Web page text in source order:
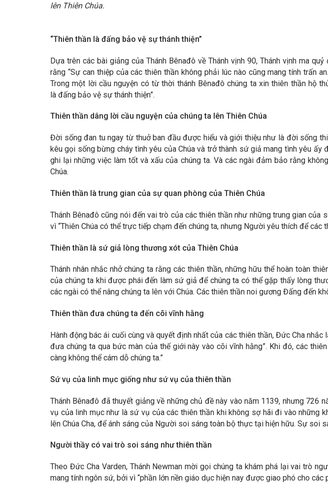
lên Thiên Chúa.
“Thiên thần là đấng bảo vệ sự thánh thiện”
Dựa trên các bài giảng của Thánh Bênađô về Thánh vịnh 90, Thánh vịnh ma
rằng “Sự can thiệp của các thiên thần không phải lúc nào cũng mang tính trấn
Trong một lời cầu nguyện có từ thời thánh Bênađô chúng ta xin thiên thần hộ
là đấng bảo vệ sự thánh thiện”.
Thiên thần dâng lời cầu nguyện của chúng ta lên Thiên Chúa
Đời sống đan tu ngay từ thuở ban đầu được hiểu và giới thiệu như là đời sống
kêu gọi sống bừng cháy tình yêu của Chúa và trở thành sứ giả mang tình yêu
ghi lại những việc làm tốt và xấu của chúng ta. Và các ngài đảm bảo rằng
Chúa.
Thiên thần là trung gian của sự quan phòng của Thiên Chúa
Thánh Bênađô cũng nói đến vai trò của các thiên thần như những trung gian
vì “Thiên Chúa có thể trực tiếp chạm đến chúng ta, nhưng Người yêu thích để
Thiên thần là sứ giả lòng thương xót của Thiên Chúa
Thánh nhân nhắc nhở chúng ta rằng các thiên thần, những hữu thể hoàn toàn
của chúng ta khi được phái đến làm sứ giả để chúng ta có thể gặp thấy lòng
các ngài có thể nâng chúng ta lên với Chúa. Các thiên thần noi gương Đấng đến
Thiên thần đưa chúng ta đến cõi vĩnh hằng
Hành động bác ái cuối cùng và quyết định nhất của các thiên thần, Đức Cha
đưa chúng ta qua bức màn của thế giới này vào cõi vĩnh hằng”. Khi đó, các
càng không thể cám dỗ chúng ta.”
Sứ vụ của linh mục giống như sứ vụ của thiên thần
Thánh Bênađô đã thuyết giảng về những chủ đề này vào năm 1139, nhưng 726
vụ của linh mục như là sứ vụ của các thiên thần khi không sợ hãi đi vào
lên Chúa Cha, để ánh sáng của Người soi sáng toàn bộ thực tại hiện hữu. Sự soi
Người thầy có vai trò soi sáng như thiên thần
Theo Đức Cha Varden, Thánh Newman mời gọi chúng ta khám phá lại vai trò
mang tính ngôn sứ, bởi vì “phần lớn nền giáo dục hiện nay được giao phó cho